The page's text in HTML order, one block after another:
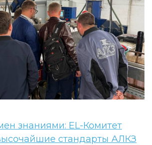
знаниями: EL-Комитет
стандарты АЛКЗ